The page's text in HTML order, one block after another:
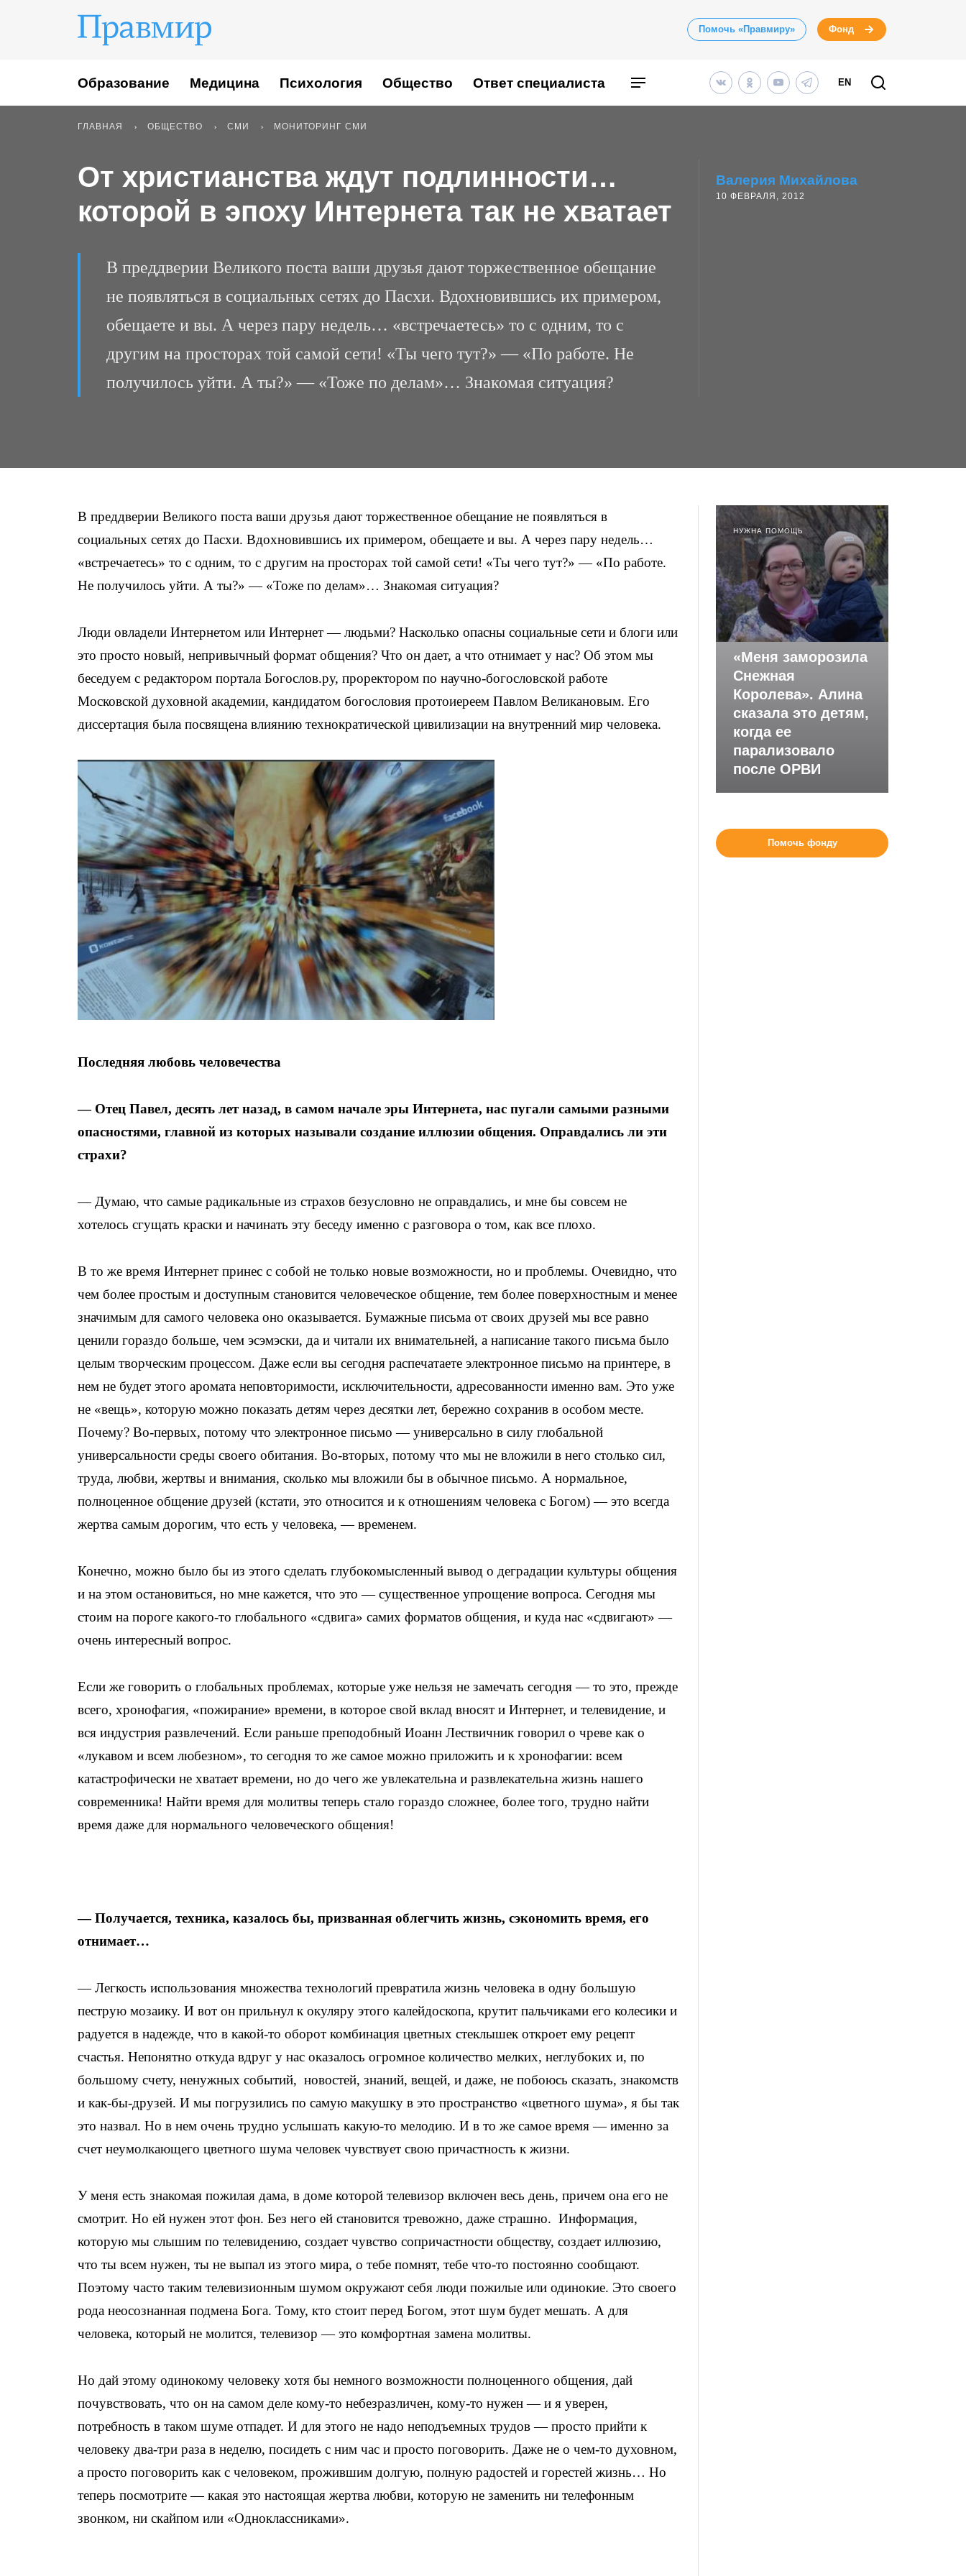
Помочь «Правмиру» Фонд
Образование Медицина Психология Общество Ответ специалиста EN
ГЛАВНАЯ ОБЩЕСТВО СМИ МОНИТОРИНГ СМИ
От христианства ждут подлинности…
которой в эпоху Интернета так не хватает
В преддверии Великого поста ваши друзья дают торжественное обещание
не появляться в социальных сетях до Пасхи. Вдохновившись их примером,
обещаете и вы. А через пару недель… «встречаетесь» то с одним, то с
другим на просторах той самой сети! «Ты чего тут?» ­— «По работе. Не
получилось уйти. А ты?» — «Тоже по делам»… Знакомая ситуация?
Валерия Михайлова
10 ФЕВРАЛЯ, 2012
В преддверии Великого поста ваши друзья дают торжественное обещание не появляться в
социальных сетях до Пасхи. Вдохновившись их примером, обещаете и вы. А через пару недель…
«встречаетесь» то с одним, то с другим на просторах той самой сети! «Ты чего тут?» ­— «По работе.
Не получилось уйти. А ты?» — «Тоже по делам»… Знакомая ситуация?
Люди овладели Интернетом или Интернет — людьми? Насколько опасны социальные сети и блоги или
это просто новый, непривычный формат общения? Что он дает, а что отнимает у нас? Об этом мы
беседуем с редактором портала Богослов.ру, проректором по научно-богословской работе
Московской духовной академии, кандидатом богословия протоиереем Павлом Великановым. Его
диссертация была посвящена влиянию технократической цивилизации на внутренний мир человека.
Последняя любовь человечества
— Отец Павел, десять лет назад, в самом начале эры Интернета, нас пугали самыми разными
опасностями, главной из которых называли создание иллюзии общения. Оправдались ли эти
страхи?
— Думаю, что самые радикальные из страхов безусловно не оправдались, и мне бы совсем не
хотелось сгущать краски и начинать эту беседу именно с разговора о том, как все плохо.
В то же время Интернет принес с собой не только новые возможности, но и проблемы. Очевидно, что
чем более простым и доступным становится человеческое общение, тем более поверхностным и менее
значимым для самого человека оно оказывается. Бумажные письма от своих друзей мы все равно
ценили гораздо больше, чем эсэмэски, да и читали их внимательней, а написание такого письма было
целым творческим процессом. Даже если вы сегодня распечатаете электронное письмо на принтере, в
нем не будет этого аромата неповторимости, исключительности, адресованности именно вам. Это уже
не «вещь», которую можно показать детям через десятки лет, бережно сохранив в особом месте.
Почему? Во-первых, потому что электронное письмо — универсально в силу глобальной
универсальности среды своего обитания. Во-вторых, потому что мы не вложили в него столько сил,
труда, любви, жертвы и внимания, сколько мы вложили бы в обычное письмо. А нормальное,
полноценное общение друзей (кстати, это относится и к отношениям человека с Богом) — это всегда
жертва самым дорогим, что есть у человека, — временем.
Конечно, можно было бы из этого сделать глубокомысленный вывод о деградации культуры общения
и на этом остановиться, но мне кажется, что это — существенное упрощение вопроса. Сегодня мы
стоим на пороге какого-то глобального «сдвига» самих форматов общения, и куда нас «сдвигают» —
очень интересный вопрос.
Если же говорить о глобальных проблемах, которые уже нельзя не замечать сегодня — то это, прежде
всего, хронофагия, «пожирание» времени, в которое свой вклад вносят и Интернет, и телевидение, и
вся индустрия развлечений. Если раньше преподобный Иоанн Лествичник говорил о чреве как о
«лукавом и всем любезном», то сегодня то же самое можно приложить и к хронофагии: всем
катастрофически не хватает времени, но до чего же увлекательна и развлекательна жизнь нашего
современника! Найти время для молитвы теперь стало гораздо сложнее, более того, трудно найти
время даже для нормального человеческого общения!
— Получается, техника, казалось бы, призванная облегчить жизнь, сэкономить время, его
отнимает…
— Легкость использования множества технологий превратила жизнь человека в одну большую
пеструю мозаику. И вот он прильнул к окуляру этого калейдоскопа, крутит пальчиками его колесики и
радуется в надежде, что в какой-то оборот комбинация цветных стеклышек откроет ему рецепт
счастья. Непонятно откуда вдруг у нас оказалось огромное количество мелких, неглубоких и, по
большому счету, ненужных событий, новостей, знаний, вещей, и даже, не побоюсь сказать, знакомств
и как-бы-друзей. И мы погрузились по самую макушку в это пространство «цветного шума», я бы так
это назвал. Но в нем очень трудно услышать какую-то мелодию. И в то же самое время — именно за
счет неумолкающего цветного шума человек чувствует свою причастность к жизни.
У меня есть знакомая пожилая дама, в доме которой телевизор включен весь день, причем она его не
смотрит. Но ей нужен этот фон. Без него ей становится тревожно, даже страшно. Информация,
которую мы слышим по телевидению, создает чувство сопричастности обществу, создает иллюзию,
что ты всем нужен, ты не выпал из этого мира, о тебе помнят, тебе что-то постоянно сообщают.
Поэтому часто таким телевизионным шумом окружают себя люди пожилые или одинокие. Это своего
рода неосознанная подмена Бога. Тому, кто стоит перед Богом, этот шум будет мешать. А для
человека, который не молится, телевизор — это комфортная замена молитвы.
Но дай этому одинокому человеку хотя бы немного возможности полноценного общения, дай
почувствовать, что он на самом деле кому-то небезразличен, кому-то нужен — и я уверен,
потребность в таком шуме отпадет. И для этого не надо неподъемных трудов — просто прийти к
человеку два-три раза в неделю, посидеть с ним час и просто поговорить. Даже не о чем-то духовном,
а просто поговорить как с человеком, прожившим долгую, полную радостей и горестей жизнь… Но
теперь посмотрите — какая это настоящая жертва любви, которую не заменить ни телефонным
звонком, ни скайпом или «Одноклассниками».
НУЖНА ПОМОЩЬ
«Меня заморозила
Снежная
Королева». Алина
сказала это детям,
когда ее
парализовало
после ОРВИ
Помочь фонду